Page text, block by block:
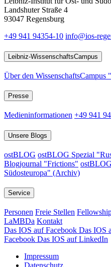
Landshuter Straße 4
93047 Regensburg
+49 941 94354-10 info@ios-
Leibniz-WissenschaftsCampus
Über den
Presse
Medieninformationen +49 941
Unsere Blogs
ostBLOG ostBLOG Spezial
Blogjournal "Frictions"
Südosteuropa" (Archiv)
Service
Personen Freie Stellen
LaMBDa Kontakt
Das IOS auf Facebook Das IOS
Facebook Das IOS auf LinkedIn
Impressum
Datenschutz